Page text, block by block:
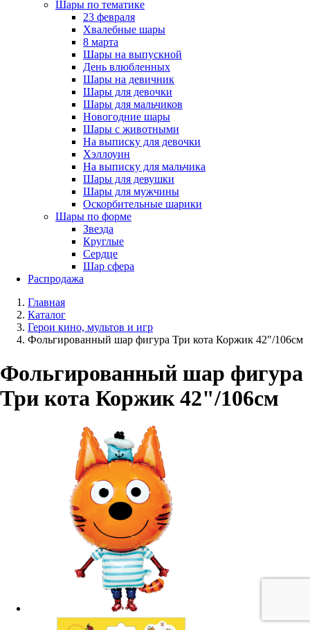
Шары по тематике
23 февраля
Хвалебные шары
8 марта
Шары на выпускной
День влюбленных
Шары на девичник
Шары для девочки
Шары для мальчиков
Новогодние шары
Шары с животными
На выписку для девочки
Хэллоуин
На выписку для мальчика
Шары для девушки
Шары для мужчины
Оскорбительные шарики
Шары по форме
Звезда
Круглые
Сердце
Шар сфера
Распродажа
Главная
Каталог
Герои кино, мультов и игр
Фольгированный шар фигура Три кота Коржик 42"/106см
Фольгированный шар фигура
Три кота Коржик 42"/106см